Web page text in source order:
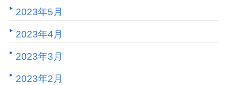
2023年5月
2023年4月
2023年3月
2023年2月